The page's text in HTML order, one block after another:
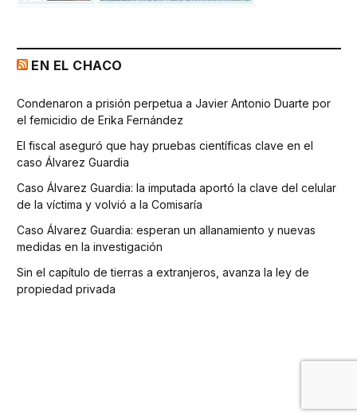
EN EL CHACO
Condenaron a prisión perpetua a Javier Antonio Duarte por
el femicidio de Erika Fernández
El fiscal aseguró que hay pruebas científicas clave en el
caso Álvarez Guardia
Caso Álvarez Guardia: la imputada aportó la clave del celular
de la víctima y volvió a la Comisaría
Caso Álvarez Guardia: esperan un allanamiento y nuevas
medidas en la investigación
Sin el capítulo de tierras a extranjeros, avanza la ley de
propiedad privada